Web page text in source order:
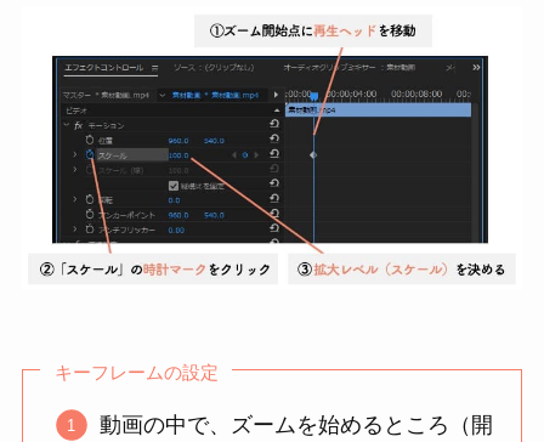
キーフレームの設定
動画の中で、ズームを始めるところ（開